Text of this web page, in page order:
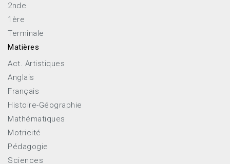
2nde
1ère
Terminale
Matières
Act. Artistiques
Anglais
Français
Histoire-Géographie
Mathématiques
Motricité
Pédagogie
Sciences